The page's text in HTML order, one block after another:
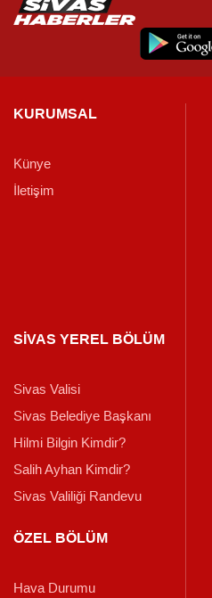
KURUMSAL
Künye
İletişim
SİVAS YEREL BÖLÜM
Sivas Valisi
Sivas Belediye Başkanı
Hilmi Bilgin Kimdir?
Salih Ayhan Kimdir?
Sivas Valiliği Randevu
ÖZEL BÖLÜM
Hava Durumu